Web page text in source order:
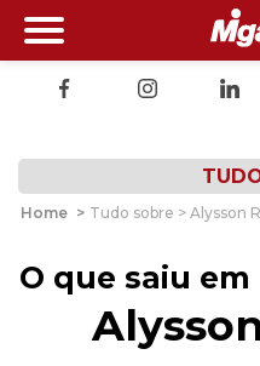
Home > Tudo sobre > Alysson
O que saiu